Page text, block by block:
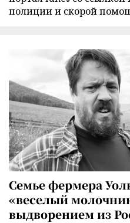
полиции и скорой
Семье фермера
«веселый
выдворением из